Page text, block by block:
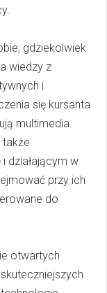
gdziekolwiek
wiedzy z
i
się kursanta
multimedia.
także
działającym w
przy ich
do
otwartych